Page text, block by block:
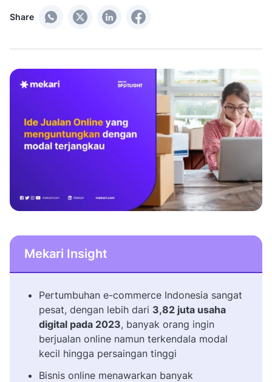
Share
Mekari Insight
Pertumbuhan e-commerce Indonesia sangat
pesat, dengan lebih dari 3,82 juta usaha
digital pada 2023, banyak orang ingin
berjualan online namun terkendala modal
kecil hingga persaingan tinggi
Bisnis online menawarkan banyak